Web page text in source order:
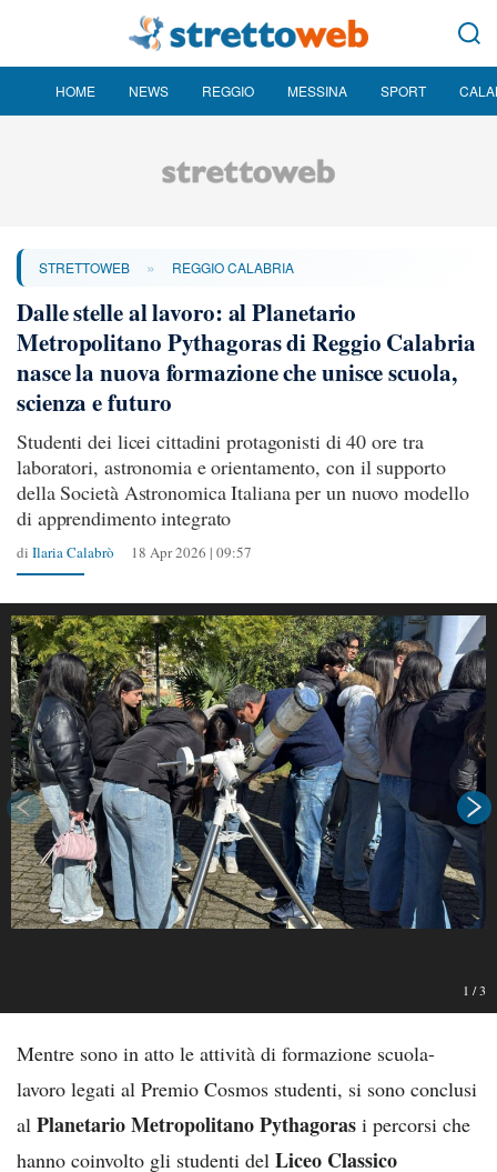
HOME NEWS REGGIO MESSINA SPORT
STRETTOWEB » REGGIO CALABRIA
Dalle stelle al lavoro: al Planetario
Metropolitano Pythagoras di Reggio Calabria
nasce la nuova formazione che unisce scuola,
scienza e futuro
Studenti dei licei cittadini protagonisti di 40 ore tra
laboratori, astronomia e orientamento, con il supporto
della Società Astronomica Italiana per un nuovo modello
di apprendimento integrato
di Ilaria Calabrò 18 Apr 2026 | 09:57
1 /3
Mentre sono in atto le attività di formazione scuola-
lavoro legati al Premio Cosmos studenti, si sono conclusi
al Planetario Metropolitano Pythagoras i percorsi che
hanno coinvolto gli studenti del Liceo Classico